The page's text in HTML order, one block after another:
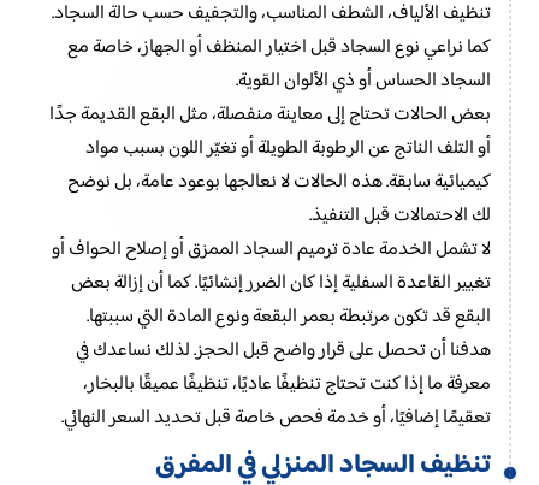
تنظيف الألياف، الشطف المناسب، والتجفيف حسب حالة السجاد.
كما نراعي نوع السجاد قبل اختيار المنظف أو الجهاز، خاصة مع
السجاد الحساس أو ذي الألوان القوية.
بعض الحالات تحتاج إلى معاينة منفصلة، مثل البقع القديمة جدًا
أو التلف الناتج عن الرطوبة الطويلة أو تغيّر اللون بسبب مواد
كيميائية سابقة. هذه الحالات لا نعالجها بوعود عامة، بل نوضح
لك الاحتمالات قبل التنفيذ.
لا تشمل الخدمة عادة ترميم السجاد الممزق أو إصلاح الحواف أو
تغيير القاعدة السفلية إذا كان الضرر إنشائيًا. كما أن إزالة بعض
البقع قد تكون مرتبطة بعمر البقعة ونوع المادة التي سببتها.
هدفنا أن تحصل على قرار واضح قبل الحجز. لذلك نساعدك في
معرفة ما إذا كنت تحتاج تنظيفًا عاديًا، تنظيفًا عميقًا بالبخار،
تعقيمًا إضافيًا، أو خدمة فحص خاصة قبل تحديد السعر النهائي.
تنظيف السجاد المنزلي في المفرق